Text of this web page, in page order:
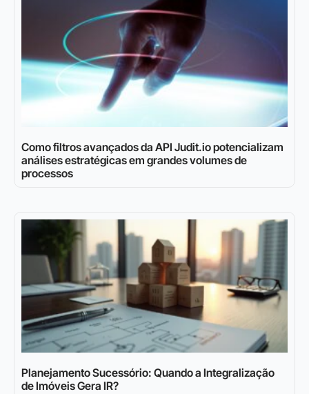
Como filtros avançados da API Judit.io potencializam
análises estratégicas em grandes volumes de
processos
Planejamento Sucessório: Quando a Integralização
de Imóveis Gera IR?